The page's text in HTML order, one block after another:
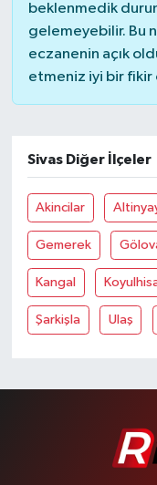
beklenmedik
gelemeyebilir. Bu
eczanenin açık
etmeniz iyi bir fikir
Sivas Diğer İlçeler
Akincilar
Gemerek
Kangal
Şarkişla Ulaş